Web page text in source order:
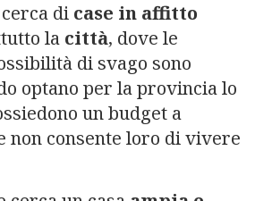
di case in affitto
la città, dove le
di svago sono
optano per la provincia lo
un budget a
non consente loro di vivere